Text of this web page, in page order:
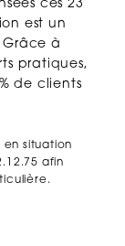
ces 23
est un
Grâce à
pratiques,
de clients
en situation
afin